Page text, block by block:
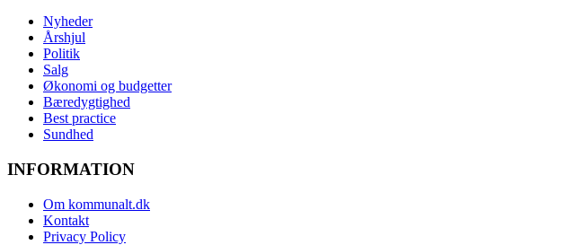
Nyheder
Årshjul
Politik
Salg
Økonomi og budgetter
Bæredygtighed
Best practice
Sundhed
INFORMATION
Om kommunalt.dk
Kontakt
Privacy Policy